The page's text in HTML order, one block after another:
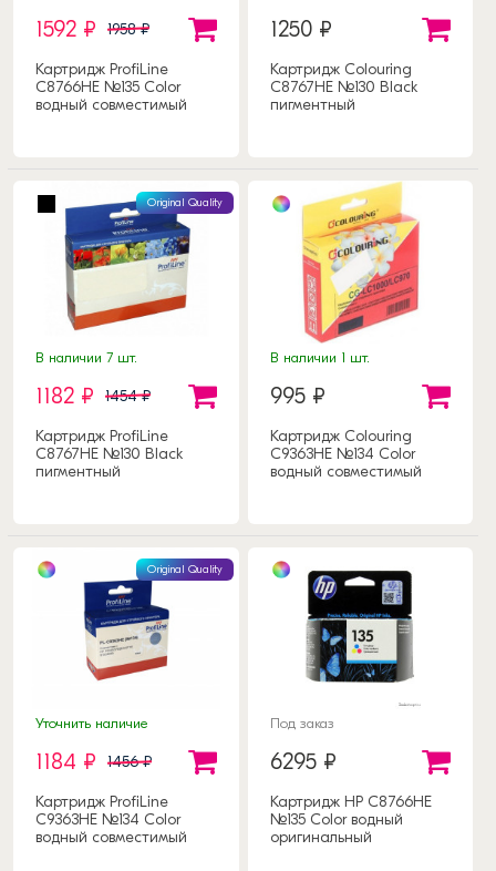
1592 ₽ 1958 ₽
Картридж ProfiLine
C8766HE №135 Color
водный совместимый
1250 ₽
Картридж Colouring
C8767HE №130 Black
пигментный
Original Quality
В наличии 7 шт.
1182 ₽ 1454 ₽
Картридж ProfiLine
C8767HE №130 Black
пигментный
В наличии 1 шт.
995 ₽
Картридж Colouring
C9363HE №134 Color
водный совместимый
Original Quality
Уточнить наличие
1184 ₽ 1456 ₽
Картридж ProfiLine
C9363HE №134 Color
водный совместимый
Под заказ
6295 ₽
Картридж HP C8766HE
№135 Color водный
оригинальный